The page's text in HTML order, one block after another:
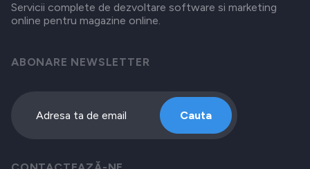
Servicii complete de dezvoltare software si marketing
online pentru magazine online.
ABONARE NEWSLETTER
Cauta